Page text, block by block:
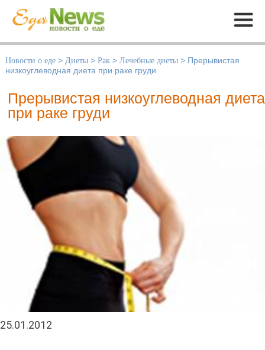
Меню
Новости о еде > Диеты > Рак > Лечебные диеты > Прерывистая
низкоуглеводная диета при раке груди
Прерывистая низкоуглеводная диета
при раке груди
25.01.2012